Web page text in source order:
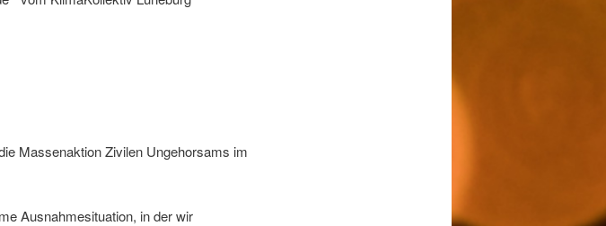
Massenaktion Zivilen Ungehorsams im
Ausnahmesituation, in der wir